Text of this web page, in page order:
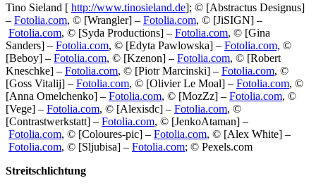
Tino Sieland [ http://www.tinosieland.de]; © [Abstractus Designus]
– Fotolia.com, © [Wrangler] – Fotolia.com, © [JiSIGN] –
Fotolia.com, © [Syda Productions] – Fotolia.com, © [Gina
Sanders] – Fotolia.com, © [Edyta Pawlowska] – Fotolia.com, ©
[Beboy] – Fotolia.com, © [Kzenon] – Fotolia.com, © [Robert
Kneschke] – Fotolia.com, © [Piotr Marcinski] – Fotolia.com, ©
[Goss Vitalij] – Fotolia.com, © [Olivier Le Moal] – Fotolia.com, ©
[Anna Omelchenko] – Fotolia.com, © [MozZz] – Fotolia.com, ©
[Vege] – Fotolia.com, © [Alexisdc] – Fotolia.com, ©
[Contrastwerkstatt] – Fotolia.com, © [JenkoAtaman] –
Fotolia.com, © [Coloures-pic] – Fotolia.com, © [Alex White] –
Fotolia.com, © [Sljubisa] – Fotolia.com; © Pexels.com
Streitschlichtung